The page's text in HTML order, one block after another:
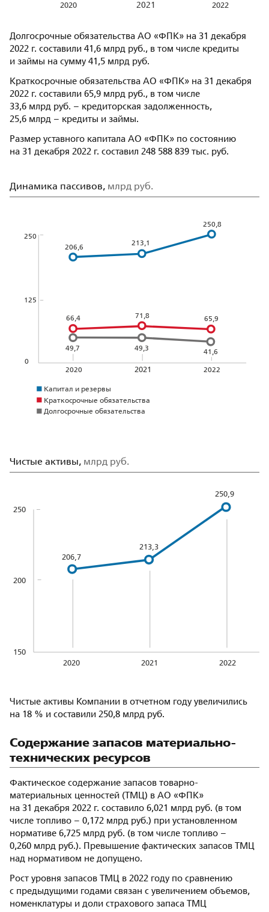
2020 2021 2022
Долгосрочные обязательства АО «ФПК» на 31 декабря
2022 г. составили 41,6 млрд руб., в том числе кредиты
и займы на сумму 41,5 млрд руб.
Краткосрочные обязательства АО «ФПК» на 31 декабря
2022 г. составили 65,9 млрд руб., в том числе
33,6 млрд руб. – кредиторская задолженность,
25,6 млрд – кредиты и займы.
Размер уставного капитала АО «ФПК» по состоянию
на 31 декабря 2022 г. составил 248 588 839 тыс. руб.
Динамика пассивов, млрд руб.
Капитал и резервы
Краткосрочные обязательства
Долгосрочные обязательства
206,6
49,7
66,4
213,1
49,3
71,8
250,8
41,6
65,9
2020 2021 2022
0
125
250
Чистые активы, млрд руб.
150
200
250
2020
213,3
206,7
250,9
2021 2022
Чистые активы Компании в отчетном году увеличились
на 18 % и составили 250,8 млрд руб.
Содержание запасов материально-
технических ресурсов
Фактическое содержание запасов товарно-
материальных ценностей (ТМЦ) в АО «ФПК»
на 31 декабря 2022 г. составило 6,021 млрд руб. (в том
числе топливо – 0,172 млрд руб.) при установленном
нормативе 6,725 млрд руб. (в том числе топливо –
0,260 млрд руб.). Превышение фактических запасов ТМЦ
над нормативом не допущено.
Рост уровня запасов ТМЦ в 2022 году по сравнению
с предыдущими годами связан с увеличением объемов,
номенклатуры и доли страхового запаса ТМЦ